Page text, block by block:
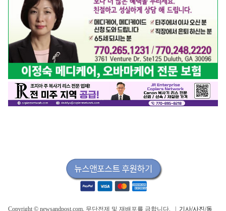
Copyright © newsandpost.com, 무단전제 및 재배포를 금합니다. | 기사/사진/동